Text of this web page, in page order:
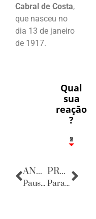
Cabral de Costa,
que nasceu no
dia 13 de janeiro
de 1917.
Qual
sua
reação
?
2
1
2
9
ANTERIOR
Pausa Poética
PRÓXIMA
Parabéns